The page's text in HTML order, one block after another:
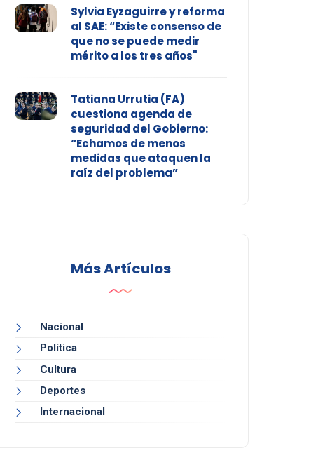
Sylvia Eyzaguirre y reforma
al SAE: “Existe consenso de
que no se puede medir
mérito a los tres años"
Tatiana Urrutia (FA)
cuestiona agenda de
seguridad del Gobierno:
“Echamos de menos
medidas que ataquen la
raíz del problema”
Más Artículos
Nacional
Política
Cultura
Deportes
Internacional